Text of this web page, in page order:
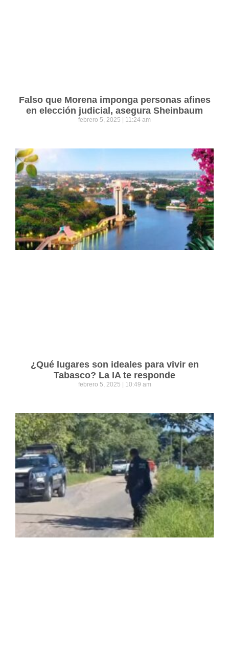
Falso que Morena imponga personas afines
en elección judicial, asegura Sheinbaum
febrero 5, 2025 11:24 am
¿Qué lugares son ideales para vivir en
Tabasco? La IA te responde
febrero 5, 2025 10:49 am